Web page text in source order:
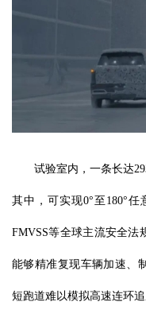
试验室内，一条长达
其中，可实现0°至180°任
FMVSS等全球主流安全法
能够精准复现车辆加速、
短跑道难以模拟高速连环